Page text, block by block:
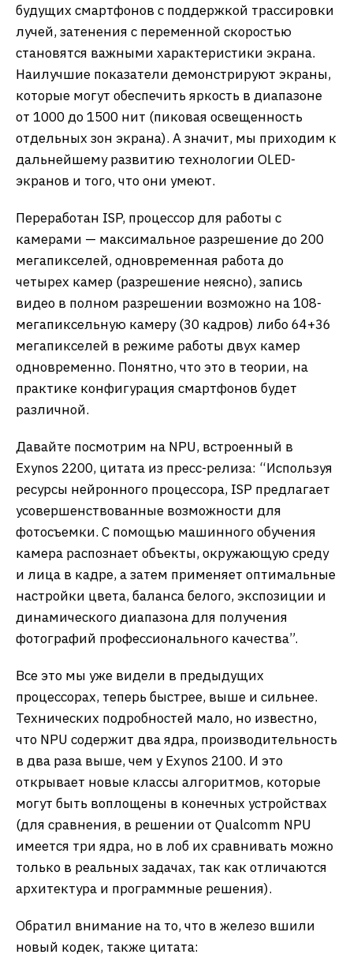
будущих смартфонов с поддержкой трассировки
лучей, затенения с переменной скоростью
становятся важными характеристики экрана.
Наилучшие показатели демонстрируют экраны,
которые могут обеспечить яркость в диапазоне
от 1000 до 1500 нит (пиковая освещенность
отдельных зон экрана). А значит, мы приходим к
дальнейшему развитию технологии OLED-
экранов и того, что они умеют.
Переработан ISP, процессор для работы с
камерами — максимальное разрешение до 200
мегапикселей, одновременная работа до
четырех камер (разрешение неясно), запись
видео в полном разрешении возможно на 108-
мегапиксельную камеру (30 кадров) либо 64+36
мегапикселей в режиме работы двух камер
одновременно. Понятно, что это в теории, на
практике конфигурация смартфонов будет
различной.
Давайте посмотрим на NPU, встроенный в
Exynos 2200, цитата из пресс-релиза: “Используя
ресурсы нейронного процессора, ISP предлагает
усовершенствованные возможности для
фотосъемки. С помощью машинного обучения
камера распознает объекты, окружающую среду
и лица в кадре, а затем применяет оптимальные
настройки цвета, баланса белого, экспозиции и
динамического диапазона для получения
фотографий профессионального качества”.
Все это мы уже видели в предыдущих
процессорах, теперь быстрее, выше и сильнее.
Технических подробностей мало, но известно,
что NPU содержит два ядра, производительность
в два раза выше, чем у Exynos 2100. И это
открывает новые классы алгоритмов, которые
могут быть воплощены в конечных устройствах
(для сравнения, в решении от Qualcomm NPU
имеется три ядра, но в лоб их сравнивать можно
только в реальных задачах, так как отличаются
архитектура и программные решения).
Обратил внимание на то, что в железо вшили
новый кодек, также цитата: